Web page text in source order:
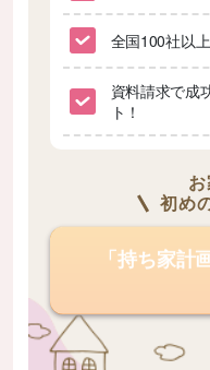
全国100社以
資料請求で成
ト！
初め
「持ち家計